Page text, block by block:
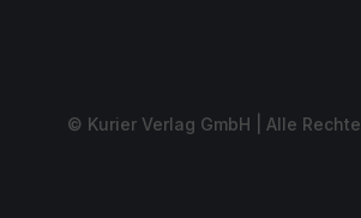
© Kurier Verlag GmbH | Alle